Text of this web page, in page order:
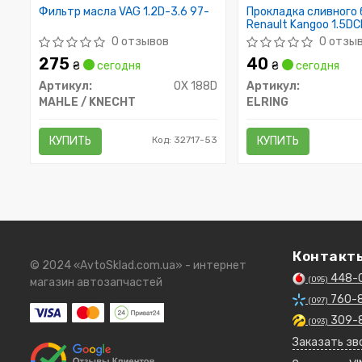
Фильтр масла VAG 1.2D-3.6 97-
0 отзывов
275 ₴
сегодня
Артикул:
OX 188D
MAHLE / KNECHT
КУПИТЬ Код: 32717-53
Прокладка сливного
Renault Kangoo
1.9Dci /16.7x24x1.5/
0
40 ₴
сегодня
Артикул:
ELRING
КУПИТЬ
© 2024 «AvtoSklad.com.ua» - интернет
магазин автозапчастей
(095) 448-
(097) 760-
(093) 309-
Заказать